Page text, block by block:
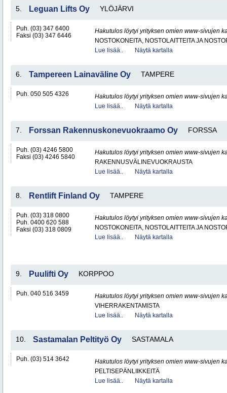
5. Leguan Lifts Oy YLÖJÄRVI
Puh. (03) 347 6400
Faksi (03) 347 6446
Hakutulos löytyi yrityksen omien www-sivujen
NOSTOKONEITA, NOSTOLAITTEITA JA
Lue lisää..
Näytä kartalla
6. Tampereen Lainaväline Oy TAMPERE
Puh. 050 505 4326
Hakutulos löytyi yrityksen omien www-sivujen
Lue lisää..
Näytä kartalla
7. Forssan Rakennuskonevuokraamo Oy FORSSA
Puh. (03) 4246 5800
Faksi (03) 4246 5840
Hakutulos löytyi yrityksen omien www-sivujen
RAKENNUSVÄLINEVUOKRAUSTA
Lue lisää..
Näytä kartalla
8. Rentlift Finland Oy TAMPERE
Puh. (03) 318 0800
Puh. 0400 620 588
Faksi (03) 318 0809
Hakutulos löytyi yrityksen omien www-sivujen
NOSTOKONEITA, NOSTOLAITTEITA JA
Lue lisää..
Näytä kartalla
9. Puulifti Oy KORPPOO
Puh. 040 516 3459
Hakutulos löytyi yrityksen omien www-sivujen
VIHERRAKENTAMISTA
Lue lisää..
Näytä kartalla
10. Sastamalan Peltityö Oy SASTAMALA
Puh. (03) 514 3642
Hakutulos löytyi yrityksen omien www-sivujen
PELTISEPÄNLIIKKEITÄ
Lue lisää..
Näytä kartalla